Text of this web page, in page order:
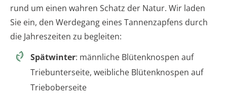
rund um einen wahren Schatz der Natur. Wir laden
Sie ein, den Werdegang eines Tannenzapfens durch
die Jahreszeiten zu begleiten:
Spätwinter: männliche Blütenknospen auf
Triebunterseite, weibliche Blütenknospen auf
Trieboberseite